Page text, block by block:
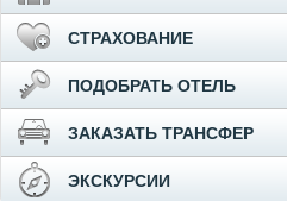
СТРАХОВАНИЕ
ПОДОБРАТЬ ОТЕЛЬ
ЗАКАЗАТЬ ТРАНСФЕР
ЭКСКУРСИИ